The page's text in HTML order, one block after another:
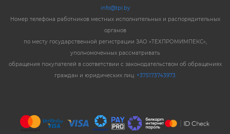
info@tpi.by
Номер телефона работников местных исполнительных и распорядительных
органов
по месту государственной регистрации ЗАО «ТЕХПРОМИМПЕКС»,
уполномоченных рассматривать
обращения покупателей в соответствии с законодательством об обращениях
граждан и юридических лиц: +375173743973